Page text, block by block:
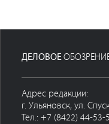
ДЕЛОВОЕ
Адрес редакции:
г. Ульяновск, ул.
Тел.: +7 (8422) 44-53-